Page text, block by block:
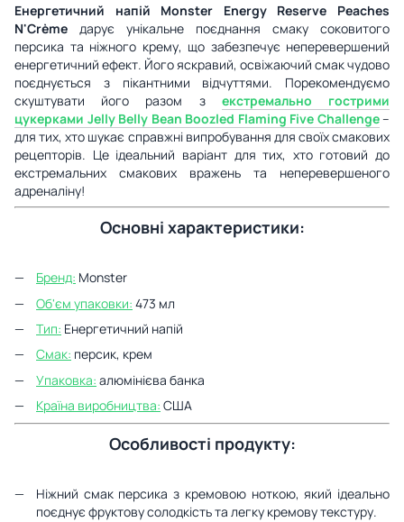
Енергетичний напій
Monster Energy Reserve Peaches
N'Crème дарує унікальне поєднання смаку соковитого
персика та ніжного крему, що забезпечує неперевершений
енергетичний ефект. Його яскравий, освіжаючий смак чудово
поєднується з пікантними відчуттями. Порекомендуємо
скуштувати його разом з екстремально гострими
цукерками Jelly Belly Bean Boozled Flaming Five Challenge–
для тих, хто шукає справжні випробування для своїх смакових
рецепторів. Це ідеальний варіант для тих, хто готовий до
екстремальних смакових вражень та неперевершеного
адреналіну!
Основні характеристики:
Бренд: Monster
Об'єм упаковки: 473 мл
Тип: Енергетичний напій
Смак: персик, крем
Упаковка: алюмінієва банка
Країна виробництва: США
Особливості продукту:
Ніжний смак персика з кремовою ноткою, який ідеально
поєднує фруктову солодкість та легку кремову текстуру.